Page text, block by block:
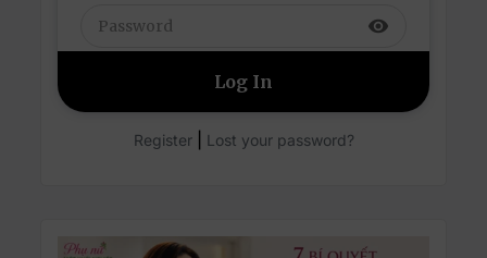
visibility
Register| Lost your password?